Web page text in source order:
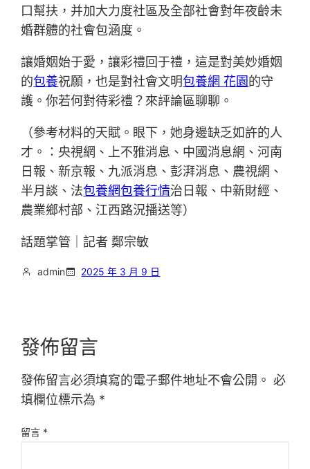
口幫扶，并加大力度社區及全部社會對年夜齡未
婚群體的社會包涵度。
讓婚姻始于愛，讓彩禮回于禮，這是對美妙婚姻
的包養祝願，也是對社會文明包養網 花園的守
護。你若何對待彩禮？來評論區聊聊。
（參考材料的天賦。眼下，她身邊缺乏如許的人
才。：央視網、上不雅消息、中國消息網、河南
日報、新京報、九派消息、彭湃消息、農視網、
半月談、法包養網包養行情治日報、中新財經、
農業鄉村部、江西路況播送等）
話題掌管｜記者 鄭宗敏
admin 2025 年 3 月 9 日
發佈留言
發佈留言必須填寫的電子郵件地址不會公開。 必
填欄位標示為 *
留言 *